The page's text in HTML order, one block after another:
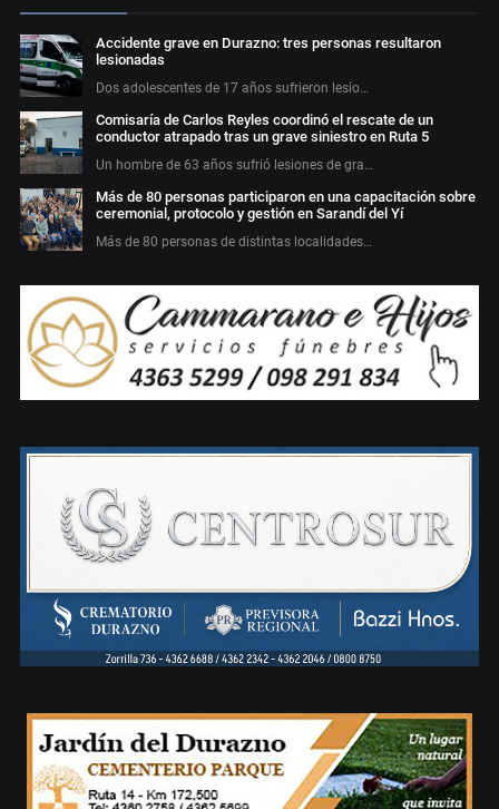
Accidente grave en Durazno: tres personas resultaron
lesionadas
Dos adolescentes de 17 años sufrieron lesio…
Comisaría de Carlos Reyles coordinó el rescate de un
conductor atrapado tras un grave siniestro en Ruta 5
Un hombre de 63 años sufrió lesiones de gra…
Más de 80 personas participaron en una capacitación sobre
ceremonial, protocolo y gestión en Sarandí del Yí
Más de 80 personas de distintas localidades…